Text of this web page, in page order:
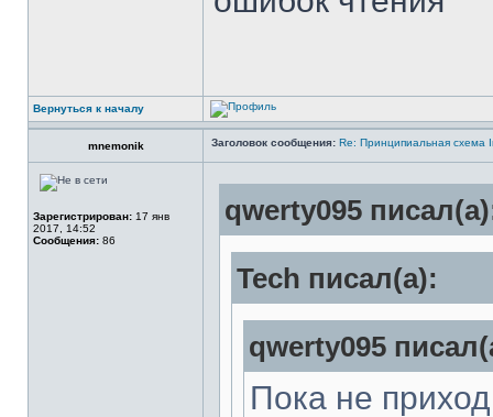
Вернуться к началу
mnemonik Заголовок сообщения: Re: Принципиальная схема
Зарегистрирован: 17 янв
2017, 14:52
Сообщения: 86
qwerty095
Tech писал(а):
qwerty095
Пока не